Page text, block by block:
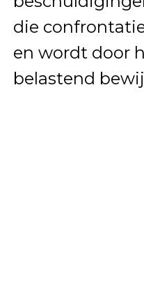
die
en wordt door
belastend